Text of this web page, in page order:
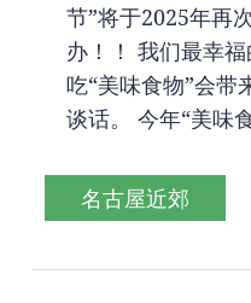
节”将于2025年再
办！！ 我们最幸
吃“美味食物”会带
谈话。 今年“美味
名古屋近郊